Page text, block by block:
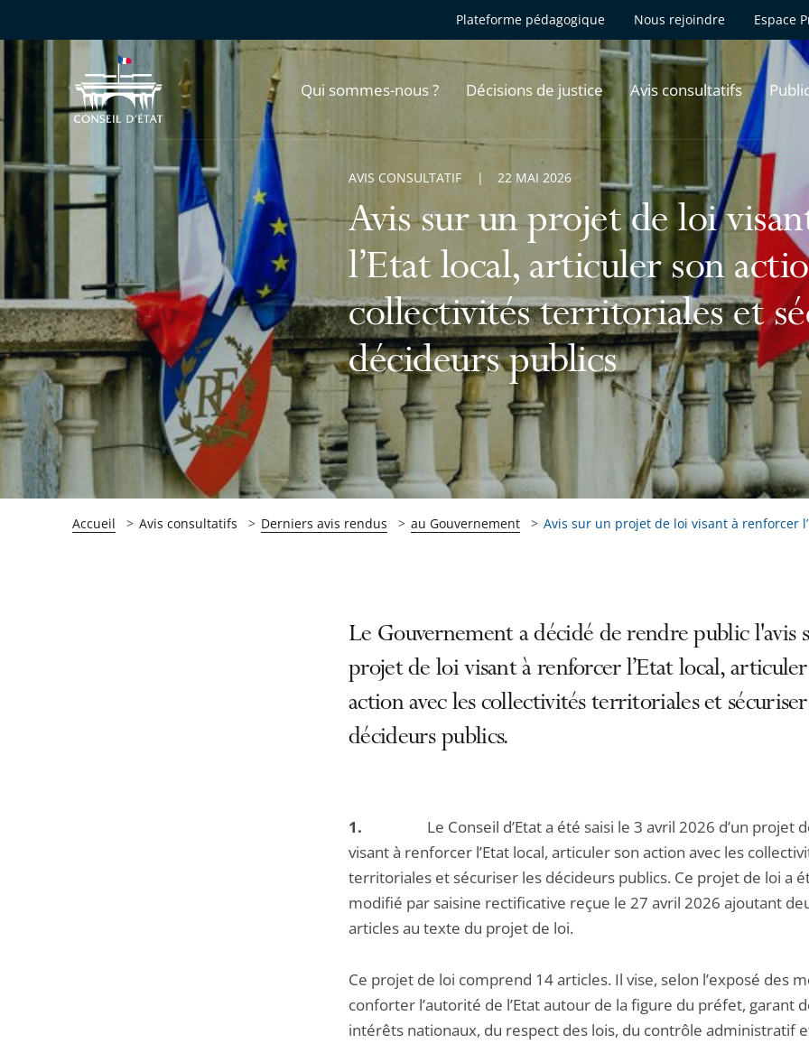
Plateforme pédagogique Nous rejoindre Espace
Qui sommes-nous ? Décisions de justice Avis consultatifs
Avis sur un projet de loi
l’Etat local, articuler son
collectivités territoriales et
décideurs publics
AVIS CONSULTATIF 22 MAI 2026
Accueil Avis consultatifs Derniers avis rendus au Gouvernement Avis sur un projet de loi visant à renforcer
Le Gouvernement a décidé de rendre public l'avis
projet de loi visant à renforcer l’Etat local,
action avec les collectivités territoriales et
décideurs publics.
1. Le Conseil d’Etat a été saisi le 3 avril 2026 d’un projet
visant à renforcer l’Etat local, articuler son action avec les
territoriales et sécuriser les décideurs publics. Ce projet de loi a
modifié par saisine rectificative reçue le 27 avril 2026 ajoutant
articles au texte du projet de loi.
Ce projet de loi comprend 14 articles. Il vise, selon l’exposé des
conforter l’autorité de l’Etat autour de la figure du préfet, garant
intérêts nationaux, du respect des lois, du contrôle administratif